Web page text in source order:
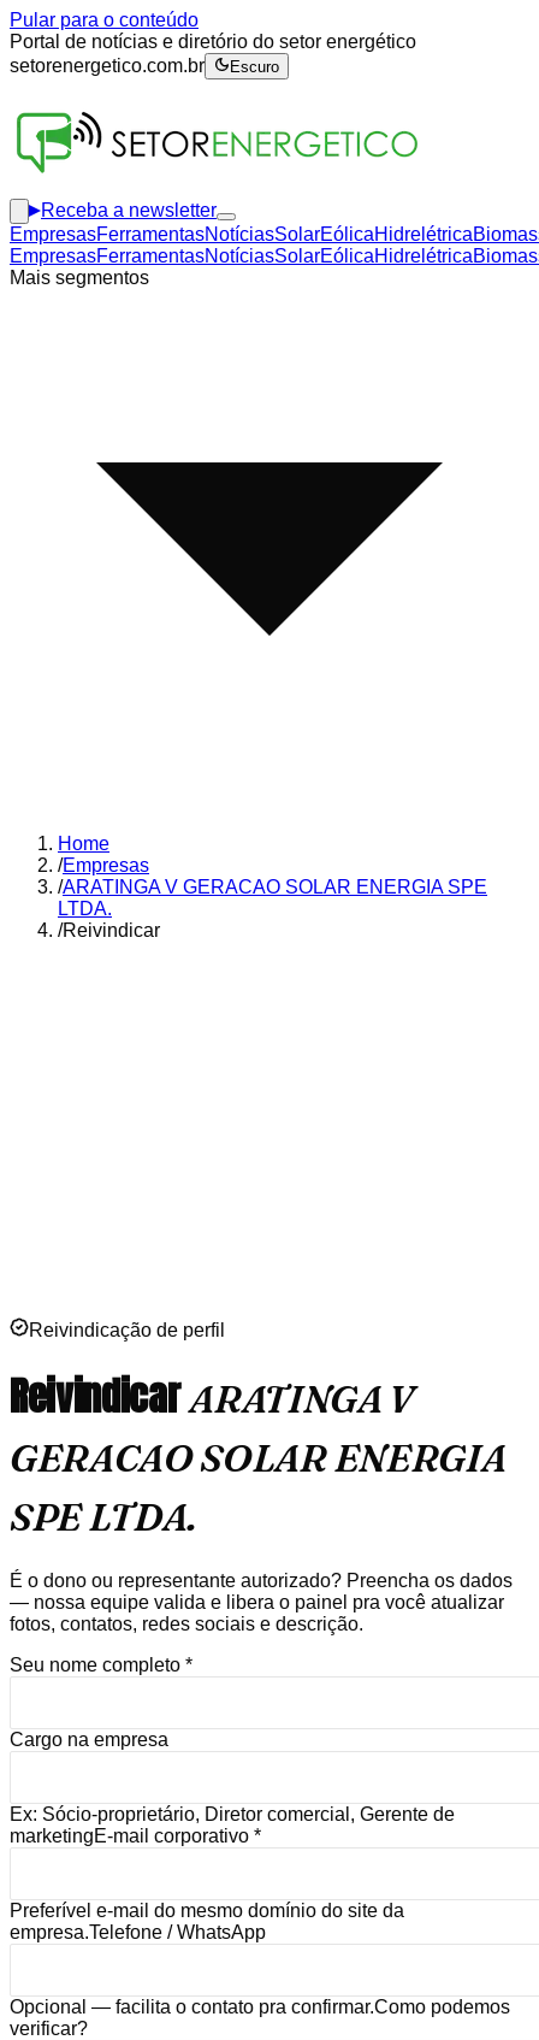
Pular para o conteúdo
Portal de notícias e diretório do setor energético
setorenergetico.com.br
Escuro
Receba a newsletter
EmpresasFerramentasNotíciasSolarEólicaHidrelétrica
EmpresasFerramentasNotíciasSolarEólicaHidrelétrica
Mais segmentos
Home
/Empresas
/ARATINGA V GERACAO SOLAR ENERGIA SPE
LTDA.
/Reivindicar
Reivindicação de perfil
ReivindicarARATINGA V
GERACAO SOLAR ENERGIA
SPE LTDA.
É o dono ou representante autorizado? Preencha os dados
— nossa equipe valida e libera o painel pra você atualizar
fotos, contatos, redes sociais e descrição.
Seu nome completo *
Cargo na empresa
Ex: Sócio-proprietário, Diretor comercial, Gerente de
marketingE-mail corporativo *
Preferível e-mail do mesmo domínio do site da
empresa.Telefone / WhatsApp
Opcional — facilita o contato pra confirmar.Como podemos
verificar?